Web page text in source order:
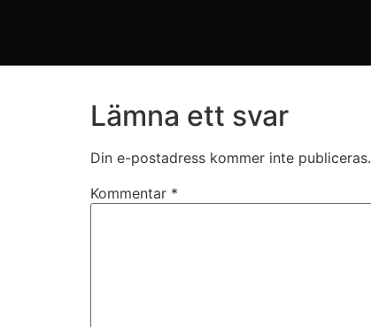
Lämna ett svar
Din e-postadress kommer inte publiceras.
Kommentar *